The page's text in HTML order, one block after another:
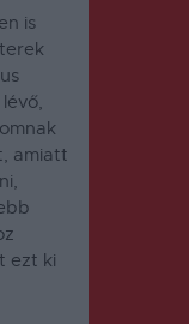
is
amiatt
ezt ki